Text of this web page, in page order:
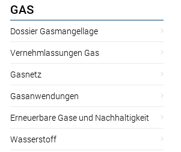
GAS
Dossier Gasmangellage
Vernehmlassungen Gas
Gasnetz
Gasanwendungen
Erneuerbare Gase und Nachhaltigkeit
Wasserstoff